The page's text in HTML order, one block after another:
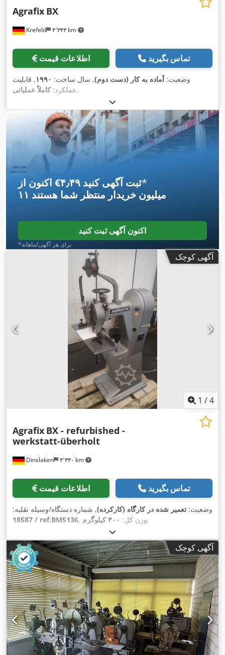
Krefeld ۴٬۳۴۳ km
Agrafix BX
اطلاعات قیمت تماس بگیرید
وضعیت:آماده به کار (دست دوم), سال ساخت: ۱۹۹۰, قابلیت
عملکرد:کاملاً عملیاتی ,
اکنون از ‎€۴٫۴۹ ثبت آگهی کنید*
۱۱ میلیون خریدار منتظر شما هستند
اکنون آگهی ثبت کنید
*برای هر آگهی/ماهانه
آگهی کوچک
1 /4
Dinslaken ۴٬۳۳۰ km
Agrafix BX - refurbished -
werkstatt-überholt
اطلاعات قیمت تماس بگیرید
وضعیت: تعمیر شده در کارگاه (کارکرده), شماره دستگاه/وسیله نقلیه:
18587 / ref.BM5136
, وزن کل: ۳۰۰ کیلوگرم ,
آگهی کوچک